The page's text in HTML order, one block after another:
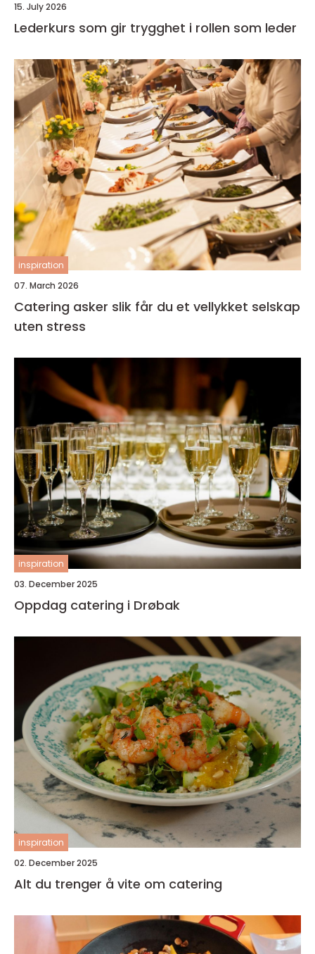
15. July 2026
Lederkurs som gir trygghet i rollen som leder
inspiration
07. March 2026
Catering asker slik får du et vellykket selskap
uten stress
inspiration
03. December 2025
Oppdag catering i Drøbak
inspiration
02. December 2025
Alt du trenger å vite om catering